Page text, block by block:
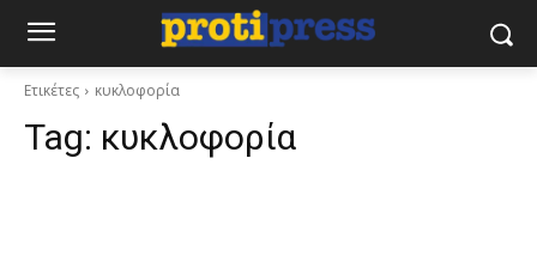
Ετικέτες κυκλοφορία
Tag: κυκλοφορία